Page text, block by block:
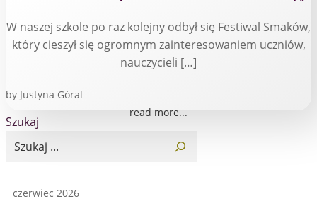
W naszej szkole po raz kolejny odbył się Festiwal Smaków,
który cieszył się ogromnym zainteresowaniem uczniów,
nauczycieli […]
by Justyna Góral
read more...
Szukaj
czerwiec 2026